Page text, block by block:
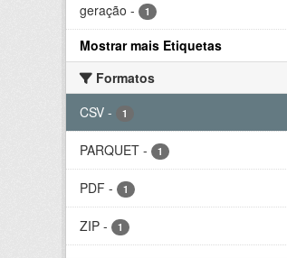
geração - 1
Mostrar mais Etiquetas
Formatos
CSV - 1
PARQUET - 1
PDF - 1
ZIP - 1